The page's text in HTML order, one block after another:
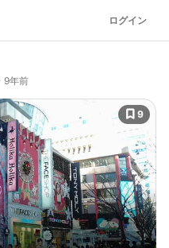
ログイン
9年前
9